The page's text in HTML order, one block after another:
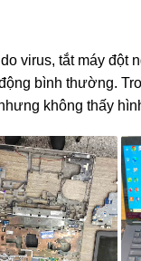
virus, tắt máy đột
bình thường.
không thấy